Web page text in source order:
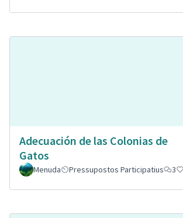
Adecuación de las Colonias de
Gatos
Menuda Pressupostos Participatius 3